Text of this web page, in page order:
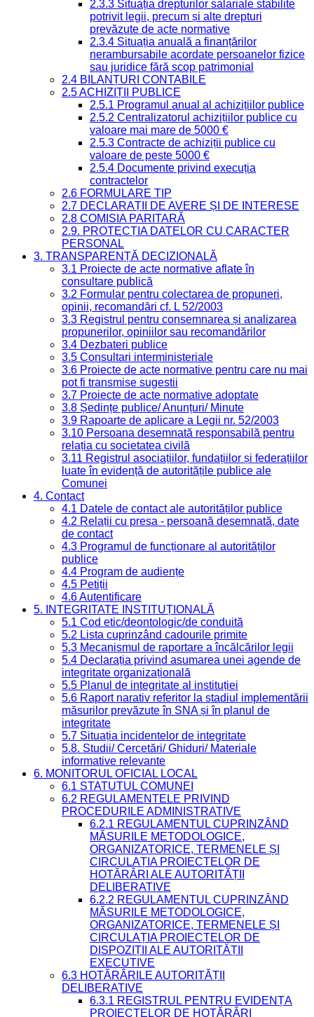
2.3.3 Situația drepturilor salariale stabilite
potrivit legii, precum și alte drepturi
prevăzute de acte normative
2.3.4 Situația anuală a finanțărilor
nerambursabile acordate persoanelor fizice
sau juridice fără scop patrimonial
2.4 BILANȚURI CONTABILE
2.5 ACHIZIȚII PUBLICE
2.5.1 Programul anual al achizițiilor publice
2.5.2 Centralizatorul achizițiilor publice cu
valoare mai mare de 5000 €
2.5.3 Contracte de achiziții publice cu
valoare de peste 5000 €
2.5.4 Documente privind execuția
contractelor
2.6 FORMULARE TIP
2.7 DECLARAȚII DE AVERE ȘI DE INTERESE
2.8 COMISIA PARITARĂ
2.9. PROTECȚIA DATELOR CU CARACTER
PERSONAL
3. TRANSPARENȚĂ DECIZIONALĂ
3.1 Proiecte de acte normative aflate în
consultare publică
3.2 Formular pentru colectarea de propuneri,
opinii, recomandări cf. L 52/2003
3.3 Registrul pentru consemnarea și analizarea
propunerilor, opiniilor sau recomandărilor
3.4 Dezbateri publice
3.5 Consultari interministeriale
3.6 Proiecte de acte normative pentru care nu mai
pot fi transmise sugestii
3.7 Proiecte de acte normative adoptate
3.8 Ședințe publice/ Anunțuri/ Minute
3.9 Rapoarte de aplicare a Legii nr. 52/2003
3.10 Persoana desemnată responsabilă pentru
relația cu societatea civilă
3.11 Registrul asociațiilor, fundațiilor și federațiilor
luate în evidență de autoritățile publice ale
Comunei
4. Contact
4.1 Datele de contact ale autorităților publice
4.2 Relații cu presa - persoană desemnată, date
de contact
4.3 Programul de funcționare al autorităților
publice
4.4 Program de audiențe
4.5 Petiții
4.6 Autentificare
5. INTEGRITATE INSTITUȚIONALĂ
5.1 Cod etic/deontologic/de conduită
5.2 Lista cuprinzând cadourile primite
5.3 Mecanismul de raportare a încălcărilor legii
5.4 Declarația privind asumarea unei agende de
integritate organizațională
5.5 Planul de integritate al instituției
5.6 Raport narativ referitor la stadiul implementării
măsurilor prevăzute în SNA și în planul de
integritate
5.7 Situația incidentelor de integritate
5.8. Studii/ Cercetări/ Ghiduri/ Materiale
informative relevante
6. MONITORUL OFICIAL LOCAL
6.1 STATUTUL COMUNEI
6.2 REGULAMENTELE PRIVIND
PROCEDURILE ADMINISTRATIVE
6.2.1 REGULAMENTUL CUPRINZÂND
MĂSURILE METODOLOGICE,
ORGANIZATORICE, TERMENELE ȘI
CIRCULAȚIA PROIECTELOR DE
HOTĂRÂRI ALE AUTORITĂȚII
DELIBERATIVE
6.2.2 REGULAMENTUL CUPRINZÂND
MĂSURILE METODOLOGICE,
ORGANIZATORICE, TERMENELE ȘI
CIRCULAȚIA PROIECTELOR DE
DISPOZIȚII ALE AUTORITĂȚII
EXECUTIVE
6.3 HOTĂRÂRILE AUTORITĂȚII
DELIBERATIVE
6.3.1 REGISTRUL PENTRU EVIDENȚA
PROIECTELOR DE HOTĂRÂRI